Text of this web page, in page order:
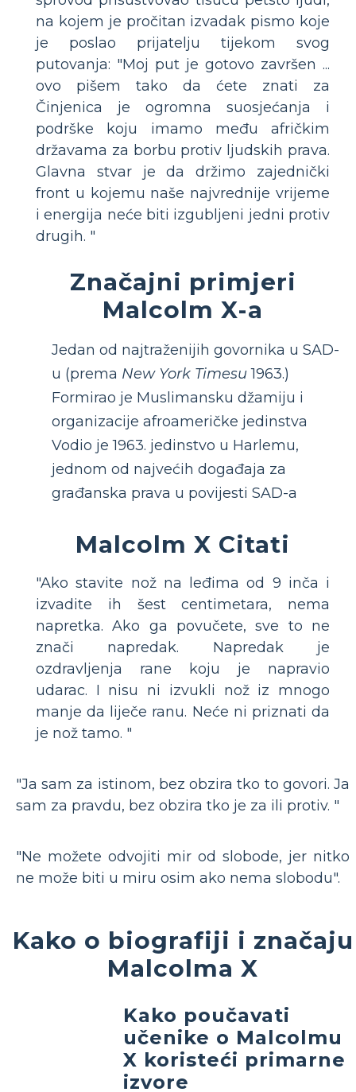
na kojem je pročitan izvadak pismo koje
je poslao prijatelju tijekom svog
putovanja: "Moj put je gotovo završen ...
ovo pišem tako da ćete znati za
Činjenica je ogromna suosjećanja i
podrške koju imamo među afričkim
državama za borbu protiv ljudskih prava.
Glavna stvar je da držimo zajednički
front u kojemu naše najvrednije vrijeme
i energija neće biti izgubljeni jedni protiv
drugih. "
Značajni primjeri
Malcolm X-a
Jedan od najtraženijih govornika u SAD-
u (prema New York Timesu1963.)
Formirao je Muslimansku džamiju i
organizacije afroameričke jedinstva
Vodio je 1963. jedinstvo u Harlemu,
jednom od najvećih događaja za
građanska prava u povijesti SAD-a
Malcolm X Citati
"Ako stavite nož na leđima od 9 inča i
izvadite ih šest centimetara, nema
napretka. Ako ga povučete, sve to ne
znači napredak. Napredak je
ozdravljenja rane koju je napravio
udarac. I nisu ni izvukli nož iz mnogo
manje da liječe ranu. Neće ni priznati da
je nož tamo. "
"Ja sam za istinom, bez obzira tko to govori. Ja
sam za pravdu, bez obzira tko je za ili protiv. "
"Ne možete odvojiti mir od slobode, jer nitko
ne može biti u miru osim ako nema slobodu".
Kako o biografiji i značaju
Malcolma X
Kako poučavati
učenike o Malcolmu
X koristeći primarne
izvore